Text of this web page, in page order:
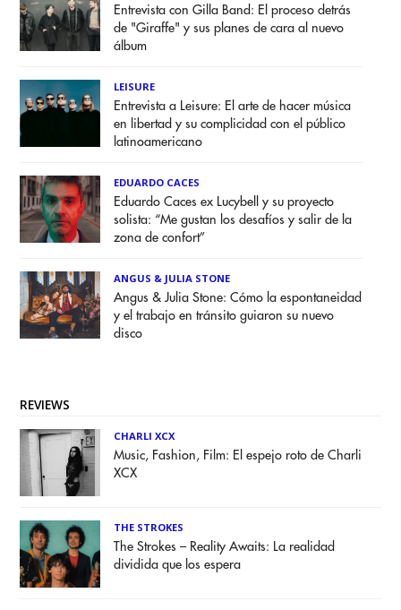
Entrevista con Gilla Band: El proceso detrás
de "Giraffe" y sus planes de cara al nuevo
álbum
LEISURE
Entrevista a Leisure: El arte de hacer música
en libertad y su complicidad con el público
latinoamericano
EDUARDO CACES
Eduardo Caces ex Lucybell y su proyecto
solista: “Me gustan los desafíos y salir de la
zona de confort”
ANGUS & JULIA STONE
Angus & Julia Stone: Cómo la espontaneidad
y el trabajo en tránsito guiaron su nuevo
disco
REVIEWS
CHARLI XCX
Music, Fashion, Film: El espejo roto de Charli
XCX
THE STROKES
The Strokes – Reality Awaits: La realidad
dividida que los espera